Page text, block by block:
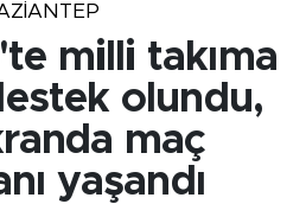
milli takıma
olundu,
maç
yaşandı